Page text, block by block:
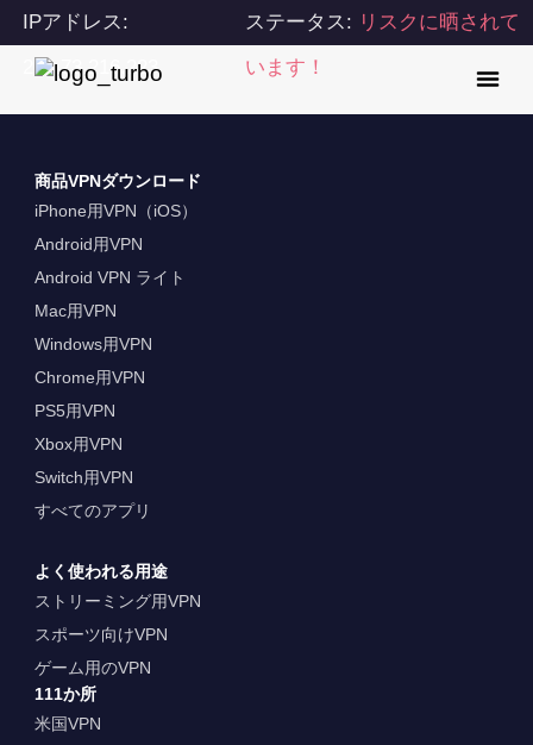
IPアドレス:
216.73.216.223
ステータス: リスクに晒されて
います！
商品VPNダウンロード
iPhone用VPN（iOS）
Android用VPN
Android VPN ライト
Mac用VPN
Windows用VPN
Chrome用VPN
PS5用VPN
Xbox用VPN
Switch用VPN
すべてのアプリ
よく使われる用途
ストリーミング用VPN
スポーツ向けVPN
ゲーム用のVPN
111か所
米国VPN